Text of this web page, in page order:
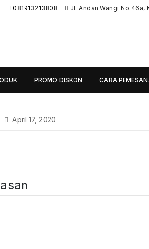
081913213808 Jl. Andan Wangi No.46a,
PROMO DISKON CARA
April 17, 2020